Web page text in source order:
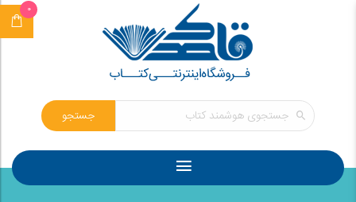
0
جستجو